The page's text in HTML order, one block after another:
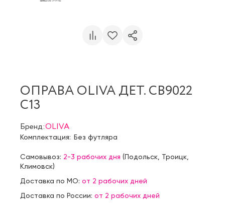
ОПРАВА OLIVA ДЕТ. CB9022
C13
Бренд:OLIVA
Комплектация: Без футляра
Самовывоз: 2-3 рабочих дня (Подольск Троицк
Климовск)
Доставка по МО: от 2 рабочих дней
Доставка по России: от 2 рабочих дней